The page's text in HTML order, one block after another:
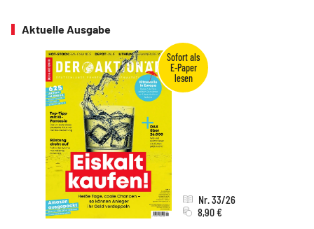
Aktuelle Ausgabe
Nr. 33/26
8,90 €